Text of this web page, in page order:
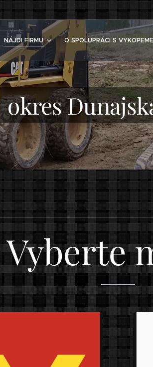
NÁJDI FIRMU O SPOLUPRÁCI S
okres
Vyberte